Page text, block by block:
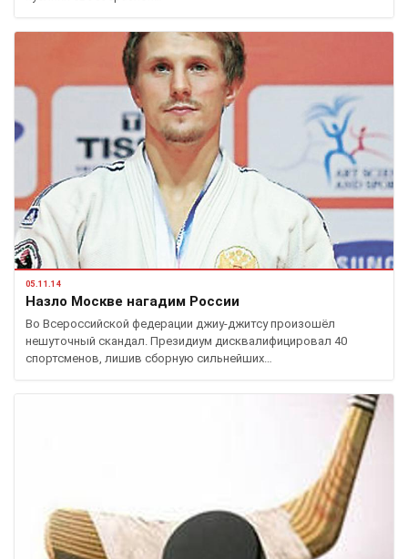
05.11.14
Назло Москве нагадим России
Во Всероссийской федерации джиу-джитсу произошёл
нешуточный скандал. Президиум дисквалифицировал 40
спортсменов, лишив сборную сильнейших…